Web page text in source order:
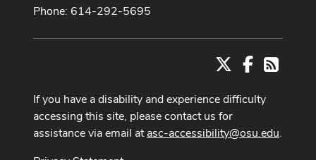
Phone: 614-292-5695
Facebook
RSS
If you have a disability and experience difficulty
accessing this site, please contact us for
assistance via email atasc-accessibility@osu.edu.